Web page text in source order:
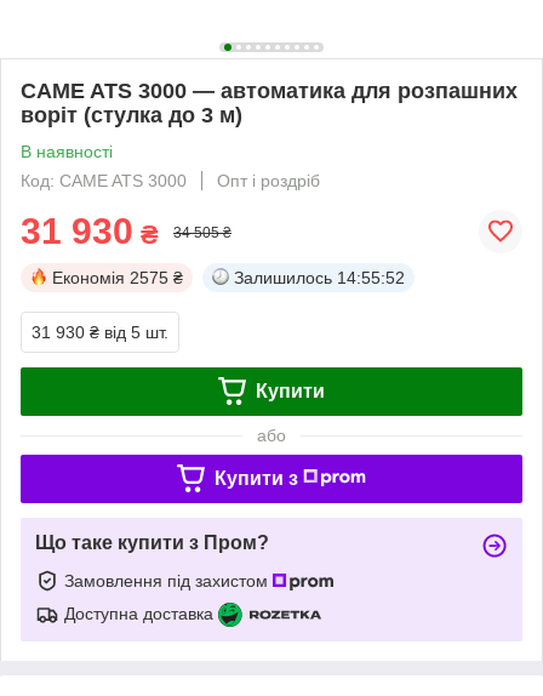
CAME ATS 3000 — автоматика для розпашних
воріт (стулка до 3 м)
В наявності
Код: CAME ATS 3000
Опт і роздріб
31 930 ₴ 34 505 ₴
Економія 2575 ₴ Залишилось 14:55:51
31 930 ₴ від 5 шт.
Купити
або
Купити з
Що таке купити з Пром?
Замовлення під захистом
Доступна доставка